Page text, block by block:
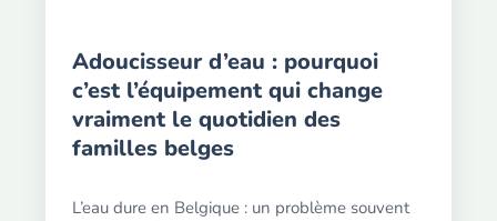
Adoucisseur d’eau : pourquoi
c’est l’équipement qui change
vraiment le quotidien des
familles belges
L’eau dure en Belgique : un problème souvent